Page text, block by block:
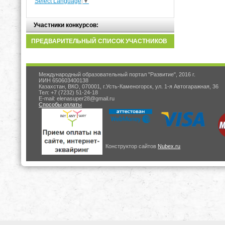
Участники конкурсов:
ПРЕДВАРИТЕЛЬНЫЙ СПИСОК УЧАСТНИКОВ
Международный образовательный портал "Развитие", 2016 г.
ИИН 650603400138
Казахстан, ВКО, 070001, г.Усть-Каменогорск, ул. 1-я Автогаражная, 36
Тел: +7 (7232) 51-24-18
E-mail: elenasuper28@gmail.ru
Способы оплаты
Конструктор сайтов Nubex.ru